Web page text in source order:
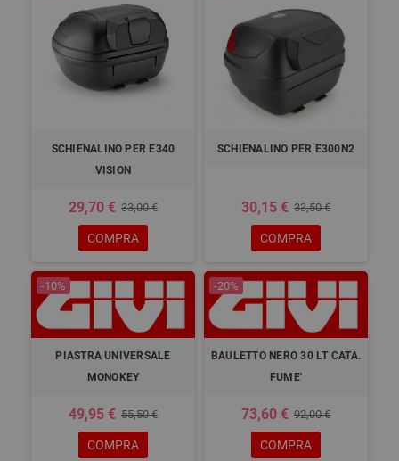
SCHIENALINO PER E340
VISION
29,70 € 33,00 €
COMPRA
SCHIENALINO PER E300N2
30,15 € 33,50 €
COMPRA
-10%
PIASTRA UNIVERSALE
MONOKEY
49,95 € 55,50 €
COMPRA
-20%
BAULETTO NERO 30 LT CATA.
FUME'
73,60 € 92,00 €
COMPRA